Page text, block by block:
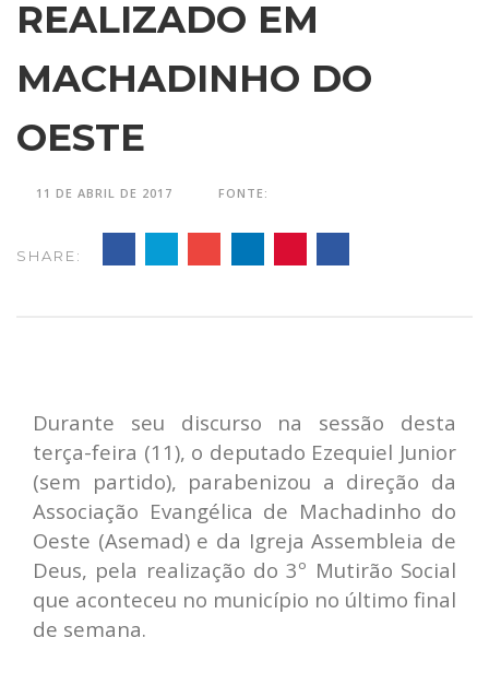
REALIZADO EM
MACHADINHO DO
OESTE
11 DE ABRIL DE 2017 FONTE:
SHARE:
Durante seu discurso na sessão desta
terça-feira (11), o deputado Ezequiel Junior
(sem partido), parabenizou a direção da
Associação Evangélica de Machadinho do
Oeste (Asemad) e da Igreja Assembleia de
Deus, pela realização do 3º Mutirão Social
que aconteceu no município no último final
de semana.